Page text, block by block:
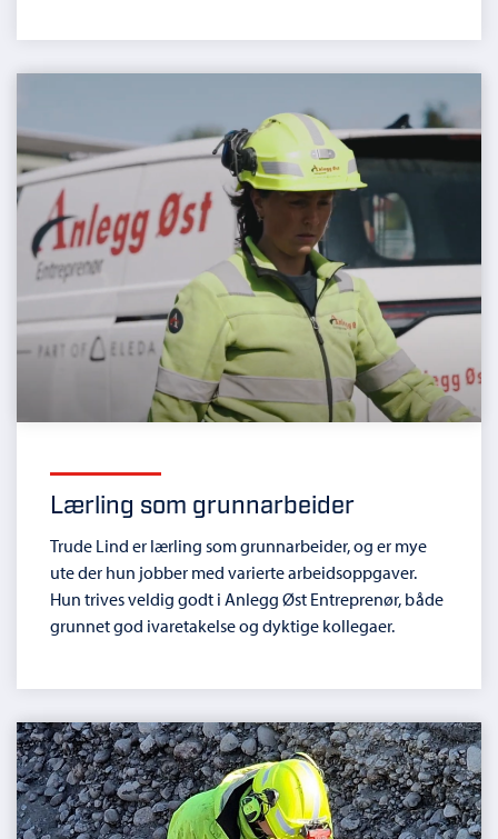
Lærling som grunnarbeider
Trude Lind er lærling som grunnarbeider, og er mye
ute der hun jobber med varierte arbeidsoppgaver.
Hun trives veldig godt i Anlegg Øst Entreprenør, både
grunnet god ivaretakelse og dyktige kollegaer.